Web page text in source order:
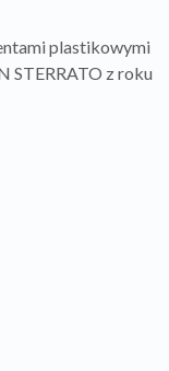
plastikowymi
STERRATO z roku